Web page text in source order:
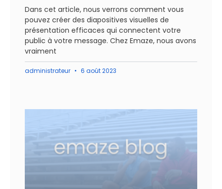
Dans cet article, nous verrons comment vous
pouvez créer des diapositives visuelles de
présentation efficaces qui connectent votre
public à votre message. Chez Emaze, nous avons
vraiment
administrateur 6 août 2023